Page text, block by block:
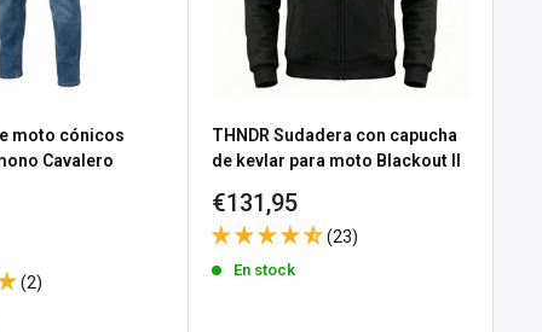
moto cónicos
Cavalero
(2)
THNDR Sudadera con capucha
de kevlar para moto Blackout II
Precio
de
venta
€131,95
(23)
En stock